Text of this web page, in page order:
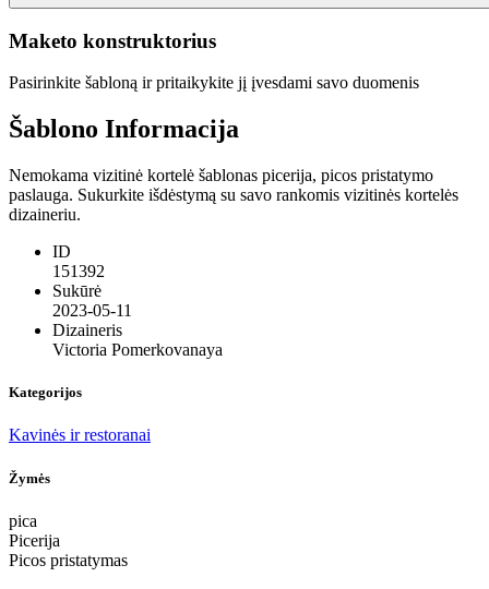
Maketo konstruktorius
Pasirinkite šabloną ir pritaikykite jį įvesdami savo duomenis
Šablono Informacija
Nemokama vizitinė kortelė šablonas picerija, picos pristatymo
paslauga. Sukurkite išdėstymą su savo rankomis vizitinės kortelės
dizaineriu.
ID
151392
Sukūrė
2023-05-11
Dizaineris
Victoria Pomerkovanaya
Kategorijos
Kavinės ir restoranai
Žymės
pica
Picerija
Picos pristatymas